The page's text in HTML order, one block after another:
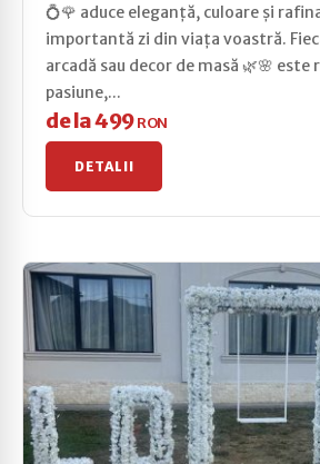
💍🌹 aduce eleganță, culoare și
importantă zi din viața voastră.
arcadă sau decor de masă 🌿🌸 este
pasiune,...
de la 499RON
DETALII